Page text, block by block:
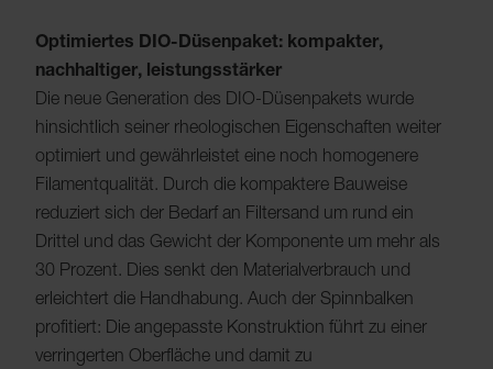
Optimiertes DIO-Düsenpaket: kompakter,
nachhaltiger, leistungsstärker
Die neue Generation des DIO-Düsenpakets wurde
hinsichtlich seiner rheologischen Eigenschaften weiter
optimiert und gewährleistet eine noch homogenere
Filamentqualität. Durch die kompaktere Bauweise
reduziert sich der Bedarf an Filtersand um rund ein
Drittel und das Gewicht der Komponente um mehr als
30 Prozent. Dies senkt den Materialverbrauch und
erleichtert die Handhabung. Auch der Spinnbalken
profitiert: Die angepasste Konstruktion führt zu einer
verringerten Oberfläche und damit zu